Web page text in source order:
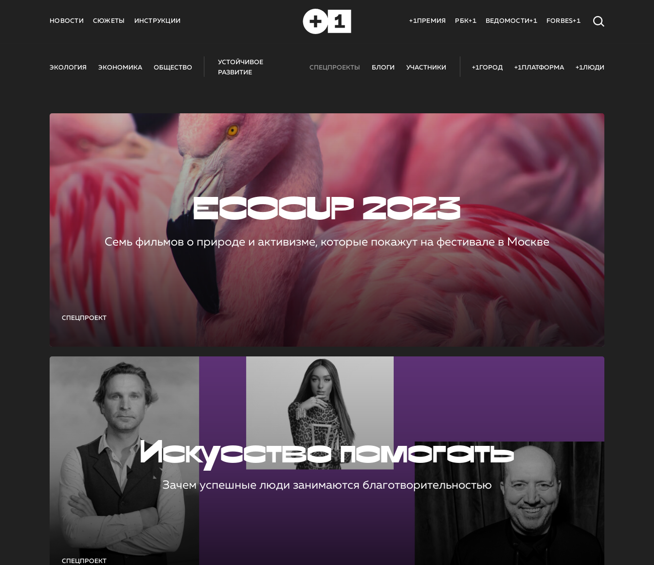
НОВОСТИ СЮЖЕТЫ ИНСТРУКЦИИ +1ПРЕМИЯ РБК+1 ВЕДОМОСТИ+1 FORBES+1
ЭКОЛОГИЯ ЭКОНОМИКА ОБЩЕСТВО
УСТОЙЧИВОЕ
РАЗВИТИЕ
СПЕЦПРОЕКТЫ БЛОГИ УЧАСТНИКИ +1ГОРОД +1ПЛАТФОРМА +1ЛЮДИ
СПЕЦПРОЕКТ
ECOCUP 2023
Семь фильмов о природе и активизме, которые покажут на фестивале в Москве
СПЕЦПРОЕКТ
Искусство помогать
Зачем успешные люди занимаются благотворительностью